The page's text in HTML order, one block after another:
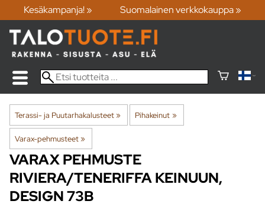
Kesäkampanja! » Suomalainen verkkokauppa »
Terassi- ja Puutarhakalusteet‪» Pihakeinut ‪»
Varax-pehmusteet‪»
VARAXPEHMUSTE
RIVIERA/TENERIFFA KEINUUN,
DESIGN 73B